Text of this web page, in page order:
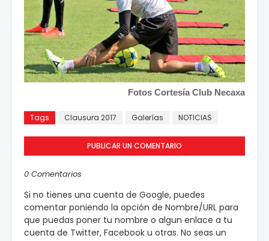
Fotos Cortesía Club Necaxa
Tags Clausura 2017 Galerías NOTICIAS
PUBLICAR UN COMENTARIO
0 Comentarios
Si no tienes una cuenta de Google, puedes
comentar poniendo la opción de Nombre/URL para
que puedas poner tu nombre o algun enlace a tu
cuenta de Twitter, Facebook u otras. No seas un